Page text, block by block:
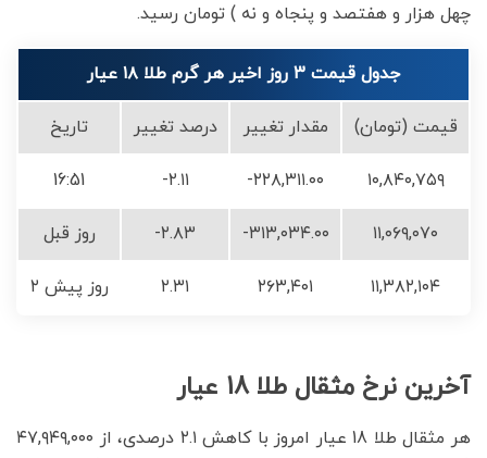
چهل هزار و هفتصد و پنجاه و نه ) تومان رسید.
جدول قیمت 3 روز اخیر هر گرم طلا ۱۸ عیار
قیمت (تومان) مقدار تغییر درصد تغییر تاریخ
۱۰,۸۴۰,۷۵۹ -۲۲۸,۳۱۱.۰۰ -۲.۱۱ 16:51
۱۱,۰۶۹,۰۷۰ -۳۱۳,۰۳۴.۰۰ -۲.۸۳ روز قبل
۱۱,۳۸۲,۱۰۴ ۲۶۳,۴۰۱ ۲.۳۱ ۲ روز پیش
آخرین نرخ مثقال طلا 18 عیار
هر مثقال طلا 18 عیار امروز با کاهش ۲.۱ درصدی، از ۴۷,۹۴۹,۰۰۰